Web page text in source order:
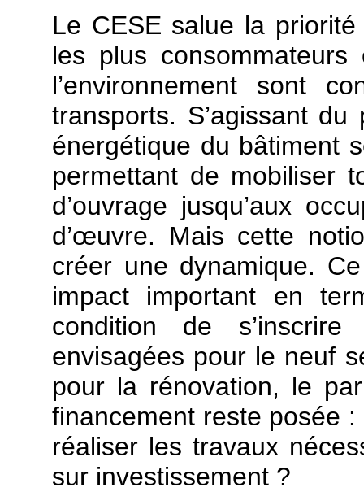
Le CESE salue la
les plus
l’environnement sont
transports. S’agissant
énergétique du bâtiment
permettant de mobiliser
d’ouvrage jusqu’aux
d’œuvre. Mais cette
créer une dynamique.
impact important en
condition de
envisagées pour le neuf
pour la rénovation, le
financement reste posée
réaliser les travaux
sur investissement ?